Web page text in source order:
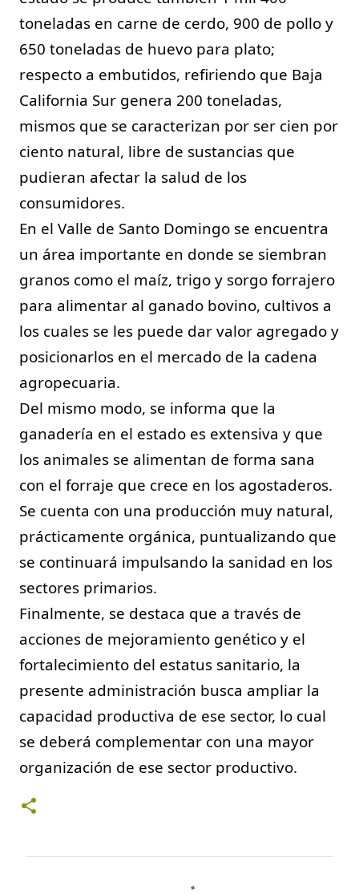
toneladas en carne de cerdo, 900 de pollo y
650 toneladas de huevo para plato;
respecto a embutidos, refiriendo que Baja
California Sur genera 200 toneladas,
mismos que se caracterizan por ser cien por
ciento natural, libre de sustancias que
pudieran afectar la salud de los
consumidores.
En el Valle de Santo Domingo se encuentra
un área importante en donde se siembran
granos como el maíz, trigo y sorgo forrajero
para alimentar al ganado bovino, cultivos a
los cuales se les puede dar valor agregado y
posicionarlos en el mercado de la cadena
agropecuaria.
Del mismo modo, se informa que la
ganadería en el estado es extensiva y que
los animales se alimentan de forma sana
con el forraje que crece en los agostaderos.
Se cuenta con una producción muy natural,
prácticamente orgánica, puntualizando que
se continuará impulsando la sanidad en los
sectores primarios.
Finalmente, se destaca que a través de
acciones de mejoramiento genético y el
fortalecimiento del estatus sanitario, la
presente administración busca ampliar la
capacidad productiva de ese sector, lo cual
se deberá complementar con una mayor
organización de ese sector productivo.